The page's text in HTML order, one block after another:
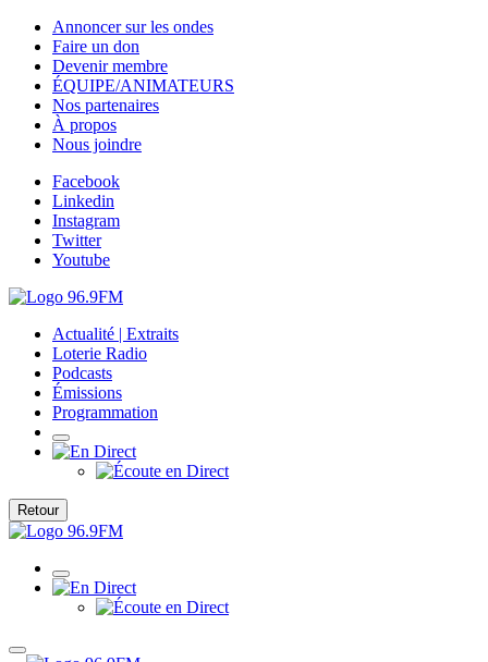
Annoncer sur les ondes
Faire un don
Devenir membre
ÉQUIPE/ANIMATEURS
Nos partenaires
À propos
Nous joindre
Facebook
Linkedin
Instagram
Twitter
Youtube
Actualité | Extraits
Loterie Radio
Podcasts
Émissions
Programmation
Retour